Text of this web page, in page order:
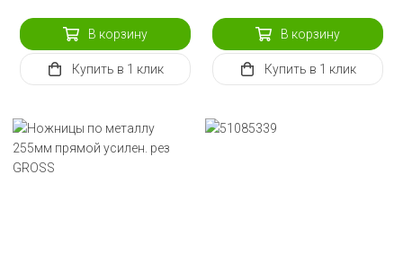
В корзину
Купить в 1 клик
В корзину
Купить в 1 клик